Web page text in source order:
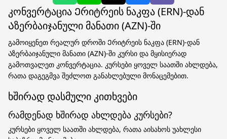
კონვერტაცია Ერიტრეის ნაკფა (ERN)-დან
Აზერბაიჯანული მანათი (AZN)-ში
გამოიყენეთ რეალურ დროში Ერიტრეის ნაკფა (ERN)-დან
Აზერბაიჯანული მანათი (AZN)-ში კურსი და მყისიერად
გამოთვალეთ კონვერტაცია. კურსები ყოველ საათში ახლდება,
რათა დაგეგმვა შეძლოთ განახლებული მონაცემებით.
ხშირად დასმული კითხვები
რამდენად ხშირად ახლდება კურსები?
კურსები ყოველ საათში ახლდება, რათა აისახოს უახლესი